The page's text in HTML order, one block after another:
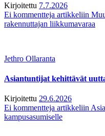
Kirjoitettu 7.7.2026
Ei kommentteja artikkeliin
rakennuttajan liikkumavaraa
Jethro Ollaranta
Asiantuntijat kehittävät
Kirjoitettu 29.6.2026
Ei kommentteja artikkeliin
kampusasumiselle